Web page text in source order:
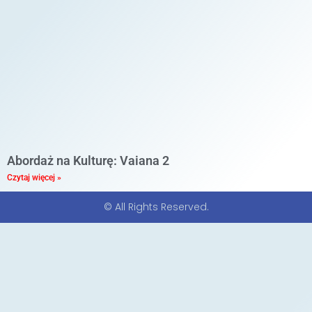
Abordaż na Kulturę: Vaiana 2
Czytaj więcej »
© All Rights Reserved.